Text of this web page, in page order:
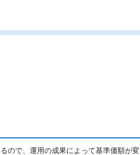
ので、運用の成果によって基準価額が変